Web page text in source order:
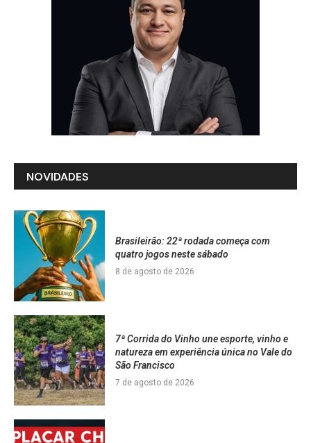
NOVIDADES
Brasileirão: 22ª rodada começa com
quatro jogos neste sábado
8 de agosto de 2026
7ª Corrida do Vinho une esporte, vinho e
natureza em experiência única no Vale do
São Francisco
7 de agosto de 2026